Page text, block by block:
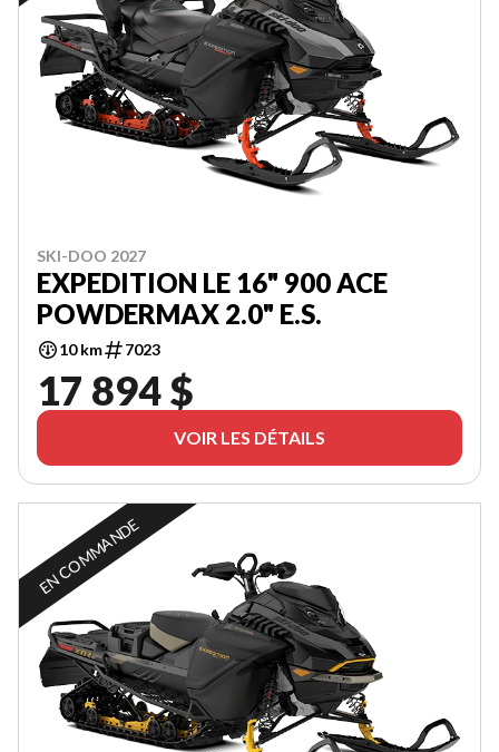
SKI-DOO 2027
EXPEDITION LE 16" 900 ACE
POWDERMAX 2.0" E.S.
10 km 7023
17 894 $
VOIR LES DÉTAILS
EN COMMANDE